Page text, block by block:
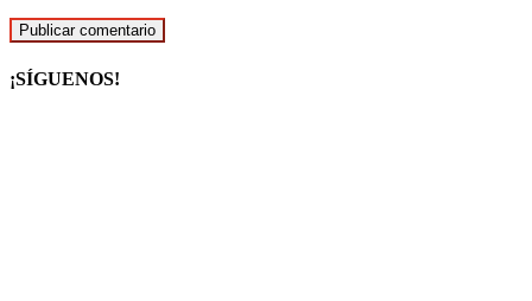
¡SÍGUENOS!